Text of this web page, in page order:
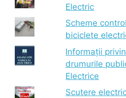
Electric
Scheme
biciclete
Informații
drumurile
Electrice
Scutere